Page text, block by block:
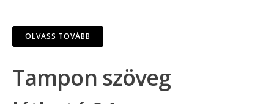
OLVASS TOVÁBB
Tampon szöveg